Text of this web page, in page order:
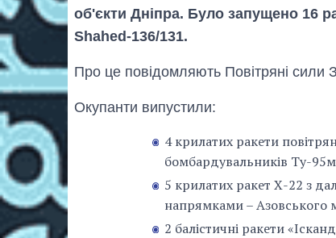
об'єкти Дніпра. Було запущено 16
Shahed-136/131.
Про це повідомляють Повітряні сили
Окупанти випустили:
4 крилатих ракети
бомбардувальників Ту-
5 крилатих ракет Х-22 з
напрямками – Азовського
2 балістичні ракети